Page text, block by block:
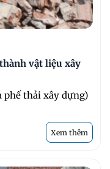
vật liệu xây
phế thải xây dựng)
Xem thêm